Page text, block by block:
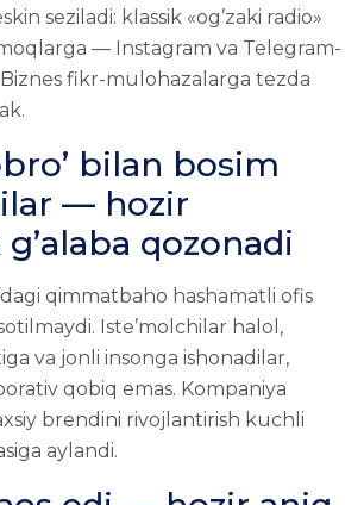
seziladi: klassik «og’zaki radio»
— Instagram va Telegram-
Biznes fikr-mulohazalarga tezda
bilan bosim
— hozir
qozonadi
qimmatbaho hashamatli ofis
Iste’molchilar halol,
va jonli insonga ishonadilar,
qobiq emas. Kompaniya
brendini rivojlantirish kuchli
aylandi.